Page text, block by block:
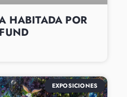
HABITADA POR
EXPOSICIONES